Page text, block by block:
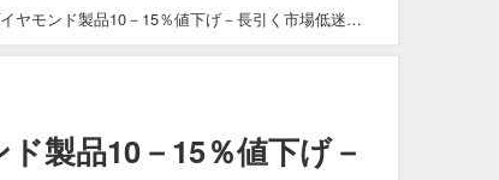
ヤモンド製品10－15％値下げ－長引く市場低迷受
製品10－15％値下げ－